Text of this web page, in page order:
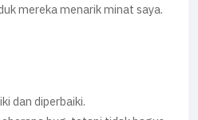
mereka menarik minat saya.
dan diperbaiki.